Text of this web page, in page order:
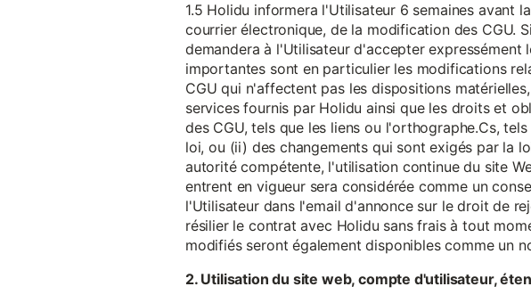
1.5 Holidu informera l'Utilisateur 6 semaines avant
courrier électronique, de la modification des CGU.
demandera à l'Utilisateur d'accepter
importantes sont en particulier les modifications
CGU qui n'affectent pas les dispositions
services fournis par Holidu ainsi que les droits et
des CGU, tels que les liens ou l'orthographe.Cs,
loi, ou (ii) des changements qui sont exigés par la
autorité compétente, l'utilisation continue du site
entrent en vigueur sera considérée comme un
l'Utilisateur dans l'email d'annonce sur le droit de
résilier le contrat avec Holidu sans frais à tout
modifiés seront également disponibles comme un
2. Utilisation du site web, compte d'utilisateur,